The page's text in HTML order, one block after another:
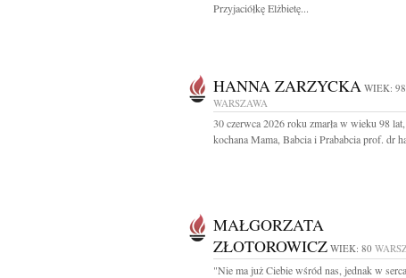
Przyjaciółkę Elżbietę...
HANNA ZARZYCKA WIEK: 98
WARSZAWA
30 czerwca 2026 roku zmarła w wieku 98 lat,
kochana Mama, Babcia i Prababcia prof. dr
MAŁGORZATA
ZŁOTOROWICZ WIEK: 80
"Nie ma już Ciebie wśród nas, jednak w